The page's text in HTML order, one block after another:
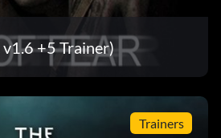
+5 Trainer)
Trainers